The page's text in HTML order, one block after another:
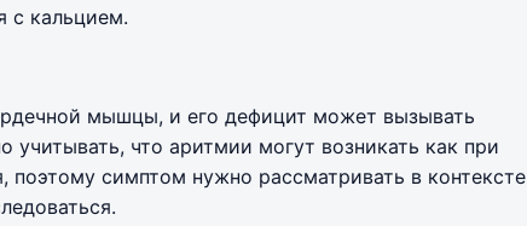
с кальцием.
мышцы, и его дефицит может вызывать
что аритмии могут возникать как при
поэтому симптом нужно рассматривать в контексте